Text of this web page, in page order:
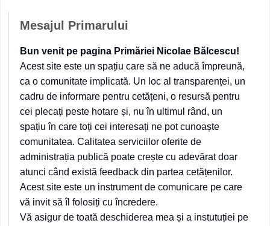
Mesajul Primarului
Bun venit pe pagina Primăriei Nicolae Bălcescu!
Acest site este un spațiu care să ne aducă împreună,
ca o comunitate implicată. Un loc al transparenței, un
cadru de informare pentru cetățeni, o resursă pentru
cei plecați peste hotare și, nu în ultimul rând, un
spațiu în care toți cei interesați ne pot cunoaște
comunitatea. Calitatea serviciilor oferite de
administrația publică poate crește cu adevărat doar
atunci când există feedback din partea cetățenilor.
Acest site este un instrument de comunicare pe care
vă invit să îl folosiți cu încredere.
Vă asigur de toată deschiderea mea și a instutuției pe